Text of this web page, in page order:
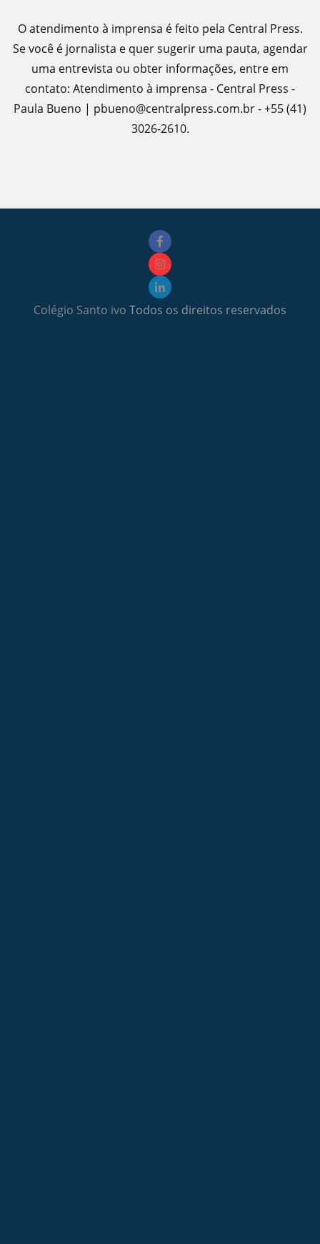
O atendimento à imprensa é feito pela Central Press.
Se você é jornalista e quer sugerir uma pauta, agendar
uma entrevista ou obter informações, entre em
contato: Atendimento à imprensa - Central Press -
Paula Bueno | pbueno@centralpress.com.br - +55 (41)
3026-2610.
Colégio Santo ivo Todos os direitos reservados